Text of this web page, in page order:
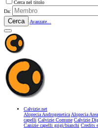
Cerca nel titolo
Da:
Cerca Avanzate...
Calvizie.net
Alopecia AndrogeneticaAlopecia
capelli Calvizie Comune Calvizie
Canizie capelli grigi/bianchi Credits